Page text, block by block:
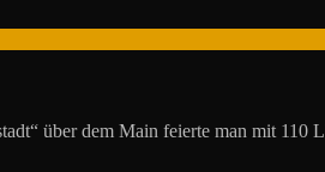
über dem Main feierte man mit